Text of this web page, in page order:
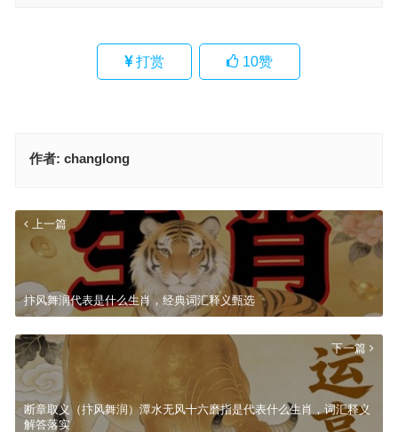
打赏 10赞
作者: changlong
上一篇
抃风舞润代表是什么生肖，经典词汇释义甄选
下一篇
断章取义（抃风舞润）潭水无风十六磨指是代表什么生肖，词汇释义
解答落实